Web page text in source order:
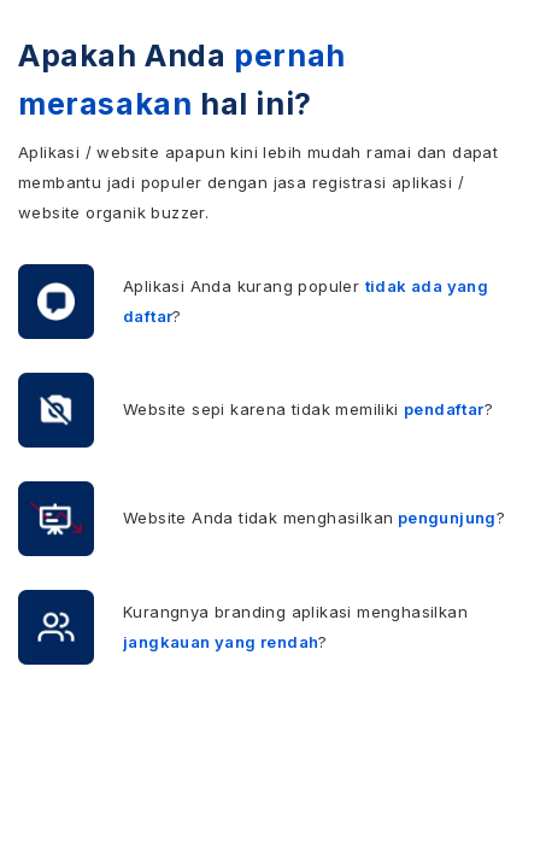
Apakah Anda pernah
merasakan hal ini?
Aplikasi / website apapun kini lebih mudah ramai dan dapat
membantu jadi populer dengan jasa registrasi aplikasi /
website organik buzzer.
Aplikasi Anda kurang populer tidak ada yang
daftar?
Website sepi karena tidak memiliki pendaftar?
Website Anda tidak menghasilkan pengunjung?
Kurangnya branding aplikasi menghasilkan
jangkauan yang rendah?